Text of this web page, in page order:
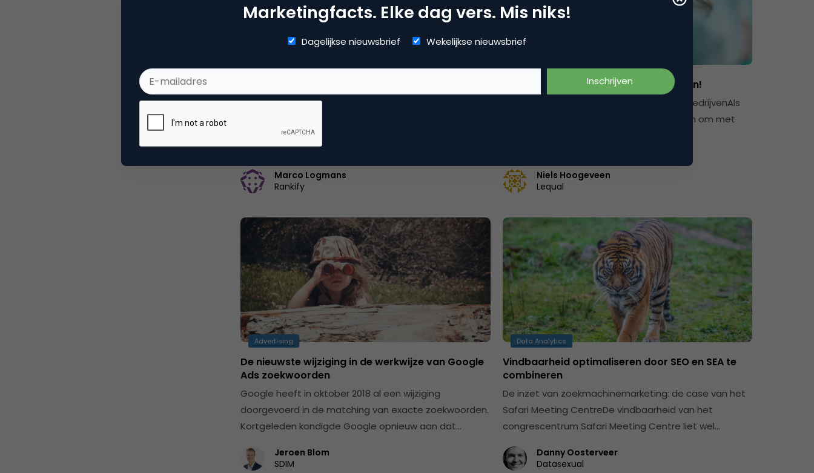
kracht van on-page SEO-tools?
plaatsen winnen in de zoekmachines." Dat is een
uitspraak die…
Marco Logmans
Rankify
Klein budget? Investeer in deze kanalen!
De basics in online marketing voor kleine bedrijvenAls
(startende) ondernemer kan het lastig zijn om met
Niels Hoogeveen
Lequal
Advertising
De nieuwste wijziging in de werkwijze van Google
Ads zoekwoorden
Google heeft in oktober 2018 al een wijziging
doorgevoerd in de matching van exacte zoekwoorden.
Kortgeleden kondigde Google opnieuw aan dat…
Jeroen Blom
SDIM
Data Analytics
Vindbaarheid optimaliseren door SEO en SEA te
combineren
De inzet van zoekmachinemarketing: de case van het
Safari Meeting CentreDe vindbaarheid van het
congrescentrum Safari Meeting Centre liet wel…
Danny Oosterveer
Datasexual
Marketingfacts. Elke dag vers. Mis niks!
Dagelijkse nieuwsbrief Wekelijkse nieuwsbrief